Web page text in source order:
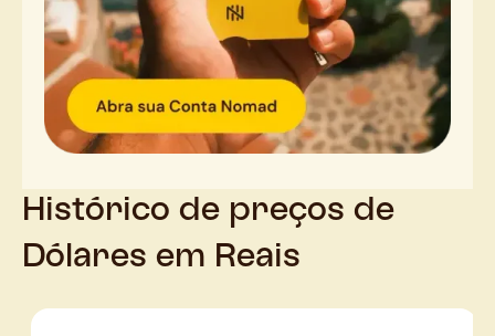
Histórico de preços de
Dólares em Reais